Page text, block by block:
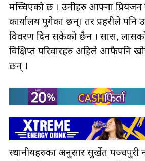
मच्चिएको छ । उनीहरु आफ्ना प्रियजन
कार्यालय पुगेका छन्। तर प्रहरीले पनि
विवरण दिन सकेको छैन । सास,
विक्षिप्त परिवारहरु अहिले आफैपनि
छन् ।
स्थानीयहरुका अनुसार सुर्खेत पञ्चपुरी